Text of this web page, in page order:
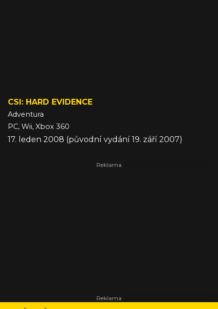
CSI: HARD EVIDENCE
Adventura
PC, Wii, Xbox 360
17. leden 2008 (původní vydání 19. září 2007)